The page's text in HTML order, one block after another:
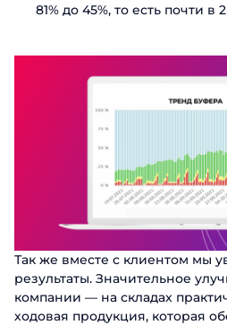
81% до 45%, то есть почти в
Так же вместе с клиентом мы
результаты. Значительное
компании — на складах
ходовая продукция, которая